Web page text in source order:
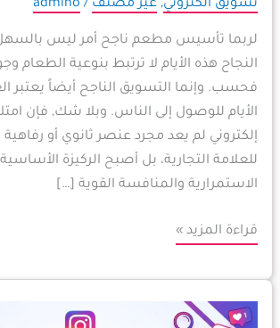
تسويق الكتروني,غير مصنف /
admino
لربما تأسيس مطعم ناجح أمر ليس
النجاح هذه الأيام لا ترتبط بنوعية الطعام
فحسب. وإنما التسويق الناجح أيضاً يعتبر
الأيام للوصول إلى الناس. وبلا شك, فإن
إلكتروني لم يعد مجرد عنصر ثانوي أو
للعلامة التجارية، بل أصبح الركيزة
الاستمرارية والمنافسة القوية […]
قراءة المزيد »
دليل